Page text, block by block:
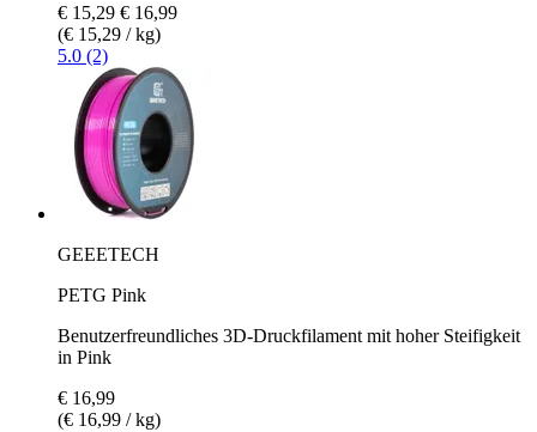
€ 15,29 € 16,99
(€ 15,29 / kg)
5.0 (2)
GEEETECH
PETG Pink
Benutzerfreundliches 3D-Druckfilament mit hoher Steifigkeit
in Pink
€ 16,99
(€ 16,99 / kg)